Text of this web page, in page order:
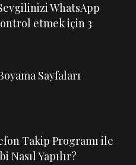
WhatsApp
etmek için 3
Sayfaları
Takip Programı ile
Nasıl Yapılır?